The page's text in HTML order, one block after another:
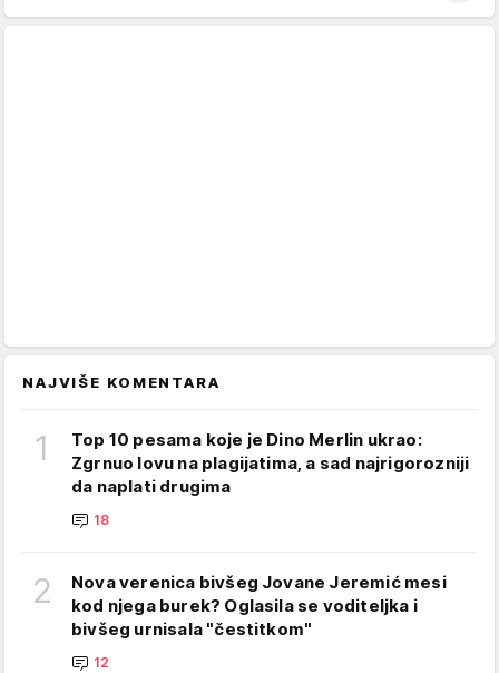
NAJVIŠE KOMENTARA
1
Top 10 pesama koje je Dino Merlin ukrao:
Zgrnuo lovu na plagijatima, a sad najrigorozniji
da naplati drugima
18
2
Nova verenica bivšeg Jovane Jeremić mesi
kod njega burek? Oglasila se voditeljka i
bivšeg urnisala "čestitkom"
12